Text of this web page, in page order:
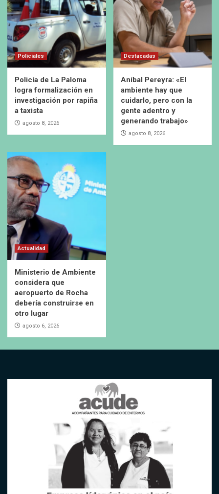
Policiales
Policía de La Paloma
logra formalización en
investigación por rapiña
a taxista
agosto 8, 2026
Destacadas
Aníbal Pereyra: «El
ambiente hay que
cuidarlo, pero con la
gente adentro y
generando trabajo»
agosto 8, 2026
Actualidad
Ministerio de Ambiente
considera que
aeropuerto de Rocha
debería construirse en
otro lugar
agosto 6, 2026